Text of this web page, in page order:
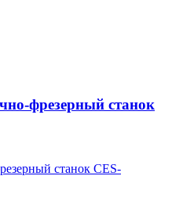
фрезерный станок
станок CES-